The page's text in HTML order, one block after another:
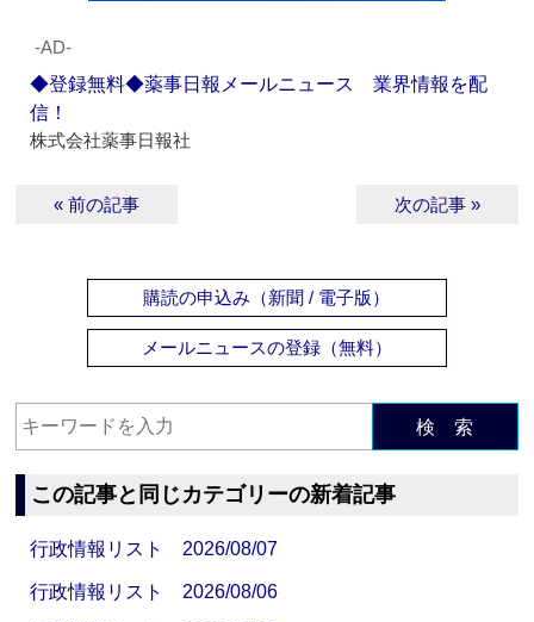
‐AD‐
◆登録無料◆薬事日報メールニュース 業界情報を配
信！
株式会社薬事日報社
« 前の記事 次の記事 »
購読の申込み（新聞 / 電子版）
メールニュースの登録（無料）
検 索
この記事と同じカテゴリーの新着記事
行政情報リスト 2026/08/07
行政情報リスト 2026/08/06